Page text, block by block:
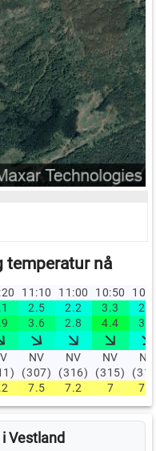
temperatur nå
11:10 11:00 10:50
2.5 2.2 3.3
2.2
3.6 2.8 4.4 3.1
NV
(307)
NV
(316)
NV
(315)
NV
7.5 7.2 7 7.2
Vestland